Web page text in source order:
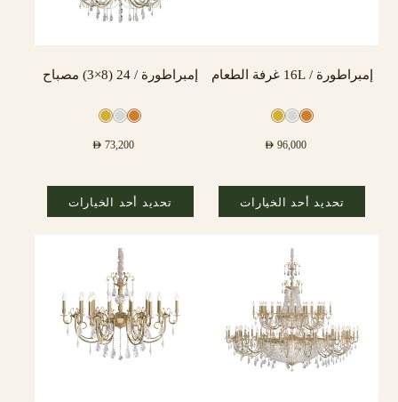
إمبراطورة / 16L غرفة الطعام
AED 96,000
تحديد أحد الخيارات
إمبراطورة / 24 (8×3) مصباح
AED 73,200
تحديد أحد الخيارات